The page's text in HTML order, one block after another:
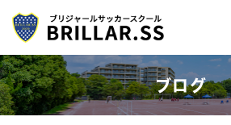
ブログ